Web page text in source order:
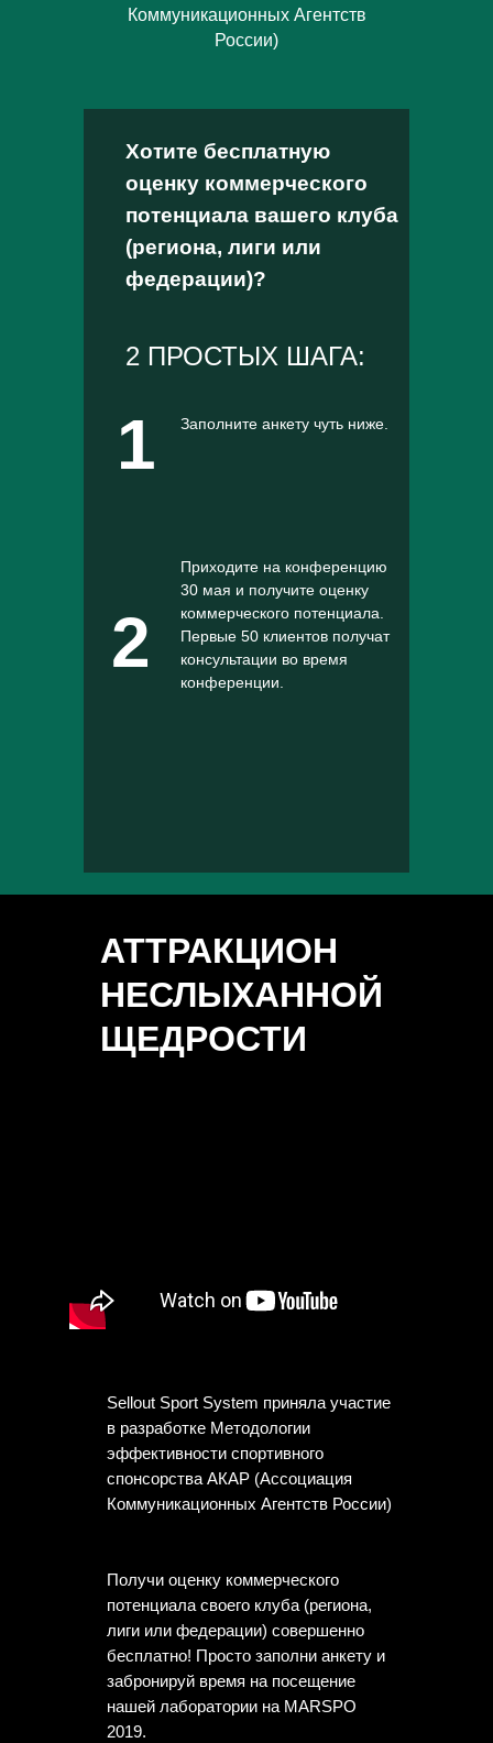
Хотите бесплатную
оценку коммерческого
потенциала вашего клуба
(региона, лиги или
федерации)?
2 ПРОСТЫХ ШАГА:
1 Заполните анкету чуть ниже.
2
Приходите на конференцию
30 мая и получите оценку
коммерческого потенциала.
Первые 50 клиентов получат
консультации во время
конференции.
Коммуникационных Агентств
России)
АТТРАКЦИОН
НЕСЛЫХАННОЙ
ЩЕДРОСТИ
Sellout Sport System приняла участие
в разработке Методологии
эффективности спортивного
спонсорства АКАР (Ассоциация
Коммуникационных Агентств России)
Получи оценку коммерческого
потенциала своего клуба (региона,
лиги или федерации) совершенно
бесплатно! Просто заполни анкету и
забронируй время на посещение
нашей лаборатории на MARSPO
2019.